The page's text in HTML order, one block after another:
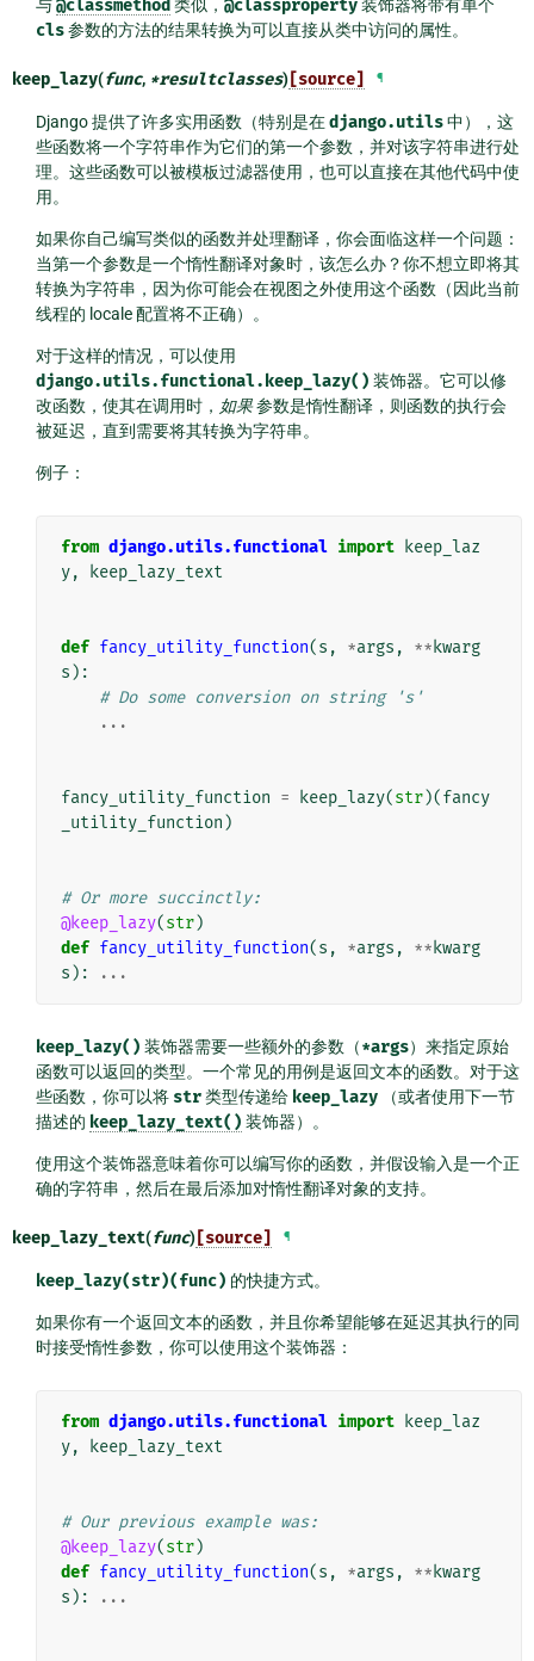
与@classmethod 类似， @classproperty装饰器将带有单个
cls参数的方法的结果转换为可以直接从类中访问的属性。
keep_lazy(func, *resultclasses) [source] ¶
Django 提供了许多实用函数（特别是在django.utils中），这
些函数将一个字符串作为它们的第一个参数，并对该字符串进行处
理。这些函数可以被模板过滤器使用，也可以直接在其他代码中使
用。
如果你自己编写类似的函数并处理翻译，你会面临这样一个问题：
当第一个参数是一个惰性翻译对象时，该怎么办？你不想立即将其
转换为字符串，因为你可能会在视图之外使用这个函数（因此当前
线程的 locale 配置将不正确）。
对于这样的情况，可以使用
django.utils.functional.keep_lazy() 装饰器。它可以修
改函数，使其在调用时， 如果参数是惰性翻译，则函数的执行会
被延迟，直到需要将其转换为字符串。
例子：
from django.utils.functional import
keep_laz
y, keep_lazy_text
def fancy_utility_function(s , *args , ** kwarg
s ):
# Do some conversion on string 's'
...
fancy_utility_function = keep_lazy(str)(fancy
_utility_function )
# Or more succinctly:
@keep_lazy(str)
def fancy_utility_function(s , *args , ** kwarg
s ): ...
keep_lazy() 装饰器需要一些额外的参数（*args）来指定原始
函数可以返回的类型。一个常见的用例是返回文本的函数。对于这
些函数，你可以将 str类型传递给 keep_lazy（或者使用下一节
描述的 keep_lazy_text() 装饰器）。
使用这个装饰器意味着你可以编写你的函数，并假设输入是一个正
确的字符串，然后在最后添加对惰性翻译对象的支持。
keep_lazy_text(func) [source] ¶
keep_lazy(str)(func) 的快捷方式。
如果你有一个返回文本的函数，并且你希望能够在延迟其执行的同
时接受惰性参数，你可以使用这个装饰器：
from django.utils.functional import
keep_laz
y, keep_lazy_text
# Our previous example was:
@keep_lazy(str)
def fancy_utility_function(s , *args , ** kwarg
s ): ...